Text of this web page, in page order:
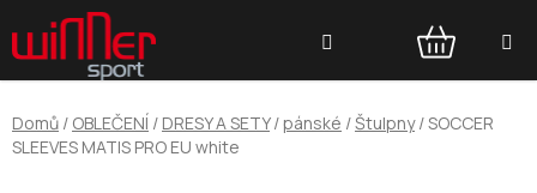
na
obsah
NÁKUPNÍ
KOŠÍK
Domů / OBLEČENÍ / DRESY A SETY /pánské /Štulpny /SOCCER
SLEEVES MATIS PRO EU white